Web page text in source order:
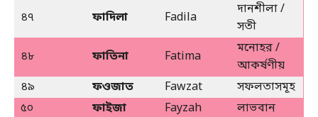
৪৭
ফাদিলা Fadila
দানশীলা /
সতী
৪৮
ফাতিনা Fatima
মনোহর /
আকর্ষণীয়
৪৯
ফওজাত Fawzat
সফলতাসমূহ
৫০
ফাইজা Fayzah
লাভবান